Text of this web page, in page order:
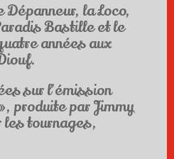
Dépanneur, la Loco,
Bastille et le
années aux
sur l’émission
produite par Jimmy
les tournages,